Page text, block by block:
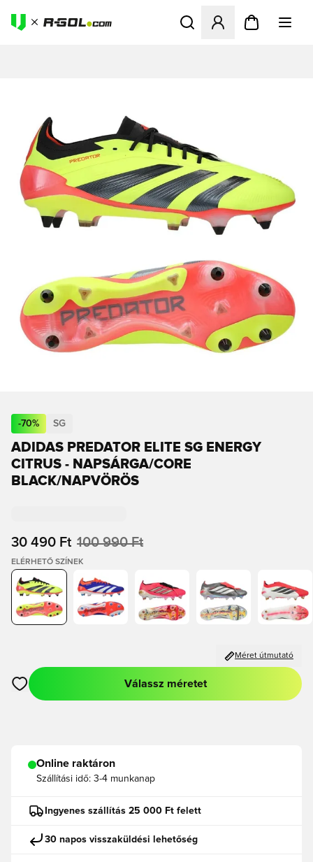
Megnyit egy modált a
-70% SG
ADIDAS PREDATOR ELITE SG ENERGY
CITRUS - NAPSÁRGA/CORE
BLACK/NAPVÖRÖS
30 490 Ft 100 990 Ft
ELÉRHETŐ SZÍNEK
Méret útmutató
Megnyit egy modált a bejelentkezéshez vagy a tagként való
Válassz méretet
Online raktáron
Szállítási idő: 3-4 munkanap
Ingyenes szállítás 25 000 Ft felett
30 napos visszaküldési lehetőség